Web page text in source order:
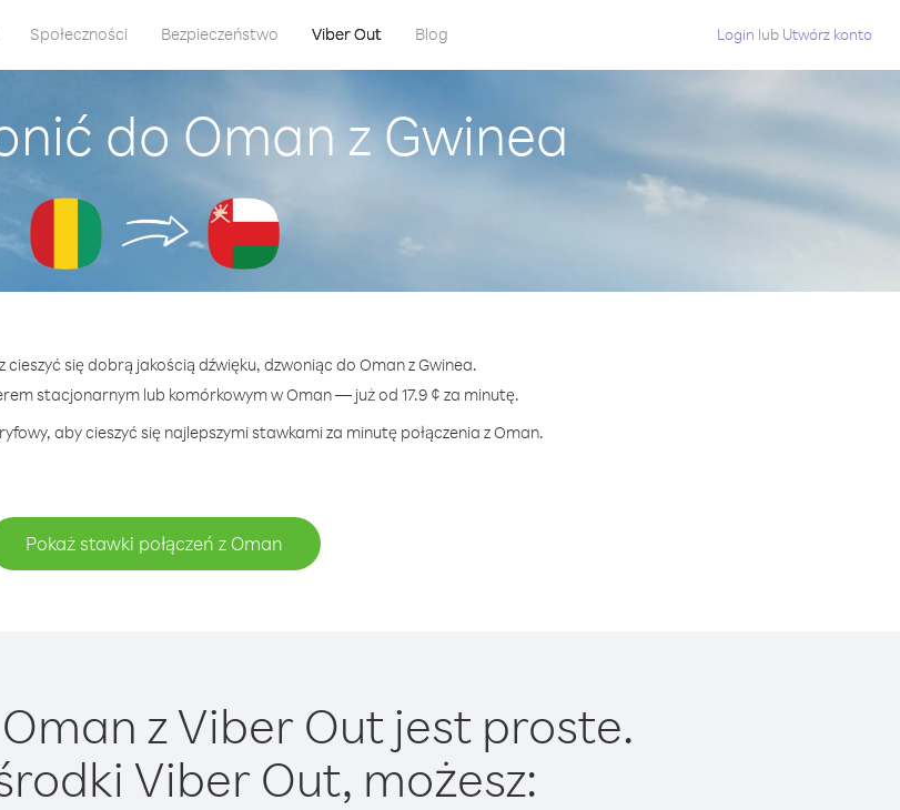
Społeczności Bezpieczeństwo Viber Out Blog Login lub Utwórz konto
do Oman z Gwinea
cieszyć się dobrą jakością dźwięku, dzwoniąc do Oman z Gwinea.
stacjonarnym lub komórkowym w Oman — już od 17.9 ¢ za minutę.
aby cieszyć się najlepszymi stawkami za minutę połączenia z Oman.
Pokaż stawki połączeń z Oman
z Viber Out jest proste.
Viber Out, możesz: